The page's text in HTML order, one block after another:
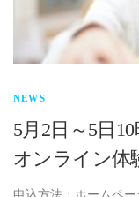
NEWS
5月2日～5日
オンライン体